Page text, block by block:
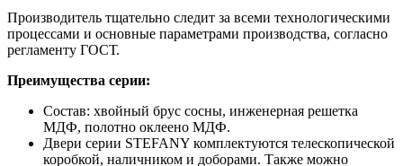
Производитель тщательно следит за всеми технологическими
процессами и основные параметрами производства, согласно
регламенту ГОСТ.
Преимущества серии:
Состав: хвойный брус сосны, инженерная решетка
МДФ, полотно оклеено МДФ.
Двери серии STEFANY комплектуются телескопической
коробкой, наличником и доборами. Также можно